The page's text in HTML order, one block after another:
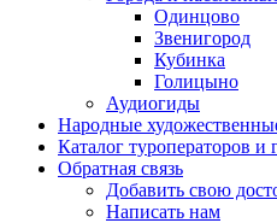
Одинцово
Звенигород
Кубинка
Голицыно
Аудиогиды
Народные
Каталог туроператоров и
Обратная связь
Добавить свою
Написать нам